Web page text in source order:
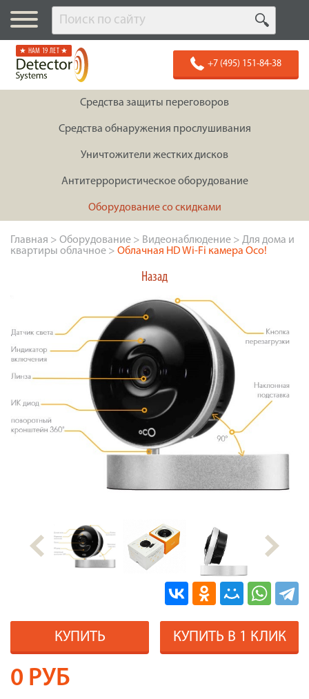
★ НАМ 19 ЛЕТ ★
+7 (495) 151-84-38
Средства защиты переговоров
Средства обнаружения прослушивания
Уничтожители жестких дисков
Антитеррористическое оборудование
Оборудование со скидками
Главная > Оборудование > Видеонаблюдение > Для дома и
квартиры облачное > Облачная HD Wi-Fi камера Oco!
Назад
КУПИТЬ КУПИТЬ В 1 КЛИК
0 РУБ